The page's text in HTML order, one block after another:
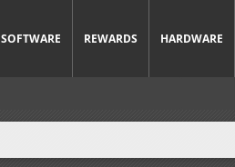
SOFTWARE REWARDS HARDWARE